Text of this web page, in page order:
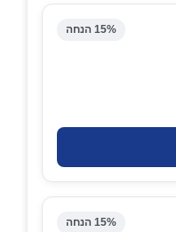
15% הנחה
15% הנחה